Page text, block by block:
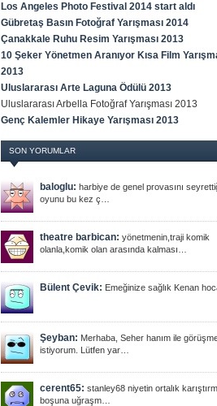
Los Angeles Photo Festival 2014 start aldı
Gübretaş Basın Fotoğraf Yarışması 2014
Çanakkale Ruhu Resim Yarışması 2013
10 Şeker Yönetmen Aranıyor Kısa Film
2013
Uluslararası Arte Laguna Ödülü 2013
Uluslararası Arbella Fotoğraf Yarışması 2013
Genç Kalemler Hikaye Yarışması 2013
SON YORUMLAR
baloglu: harbiye de genel provasını
oyunu bu kez ç…
theatre barbican: yönetmenin,traji komik
olanla,komik olan arasında kalması…
Bülent Çevik: Emeğinize sağlık Kenan
Şeyban: Merhaba, Seher hanım ile
istiyorum. Lütfen yar…
cerent65: stanley68 niyetin ortalık
boşuna uğraşm…